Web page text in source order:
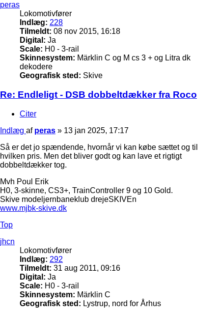
peras
Lokomotivfører
Indlæg: 228
Tilmeldt: 08 nov 2015, 16:18
Digital: Ja
Scale: H0 - 3-rail
Skinnesystem: Märklin C og M cs 3 + og Litra dk
dekodere
Geografisk sted: Skive
Re: Endleligt - DSB dobbeltdækker fra Roco
Citer
Indlæg af peras » 13 jan 2025, 17:17
Så er det jo spændende, hvornår vi kan købe sættet og til
hvilken pris. Men det bliver godt og kan lave et rigtigt
dobbeltdækker tog.
Mvh Poul Erik
H0, 3-skinne, CS3+, TrainController 9 og 10 Gold.
Skive modeljernbaneklub drejeSKIVEn
www.mjbk-skive.dk
Top
jhcn
Lokomotivfører
Indlæg: 292
Tilmeldt: 31 aug 2011, 09:16
Digital: Ja
Scale: H0 - 3-rail
Skinnesystem: Märklin C
Geografisk sted: Lystrup, nord for Århus